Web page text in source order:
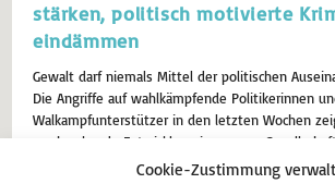
Cookie-Zustimmung
stärken, politisch motivierte
eindämmen
Gewalt darf niemals Mittel der politischen
Die Angriffe auf wahlkämpfende Politikerinnen
Walkampfunterstützer in den letzten Wochen
erschreckende Entwicklung in unserer
uns allen Sorgen, dass die Gewaltbereitschaft in
demokratiefeindliche Einstellungen in der